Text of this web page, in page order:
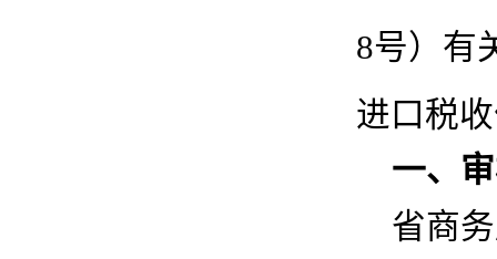
8号）有
进口税
一、
省商